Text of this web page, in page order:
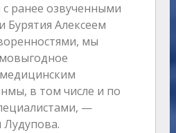
ранее озвученными
Бурятия Алексеем
мы
в том числе и по
—
Лудупова.